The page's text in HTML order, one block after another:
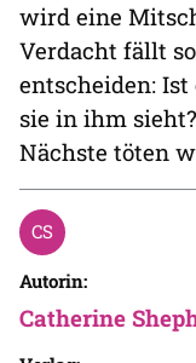
wird eine
Verdacht fällt
entscheiden:
sie in ihm
Nächste töten
Autorin:
Catherine